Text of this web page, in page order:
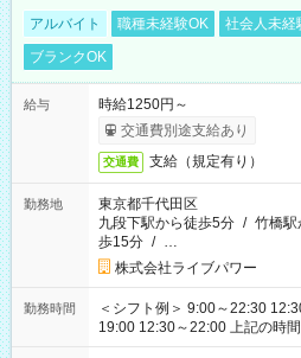
アルバイト 職種未経験OK 社会人未経
ブランクOK
給与
時給1250円～
交通費別途支給あり
交通費 支給（規定有り）
勤務地
東京都千代田区
九段下駅から徒歩5分 / 竹橋駅
歩15分 / …
株式会社ライブパワー
勤務時間
＜シフト例＞ 9:00～22:30
19:00 12:30～22:00 上記の時間から好きな時間を選べます！ ※
時間は変更となる可能性があり